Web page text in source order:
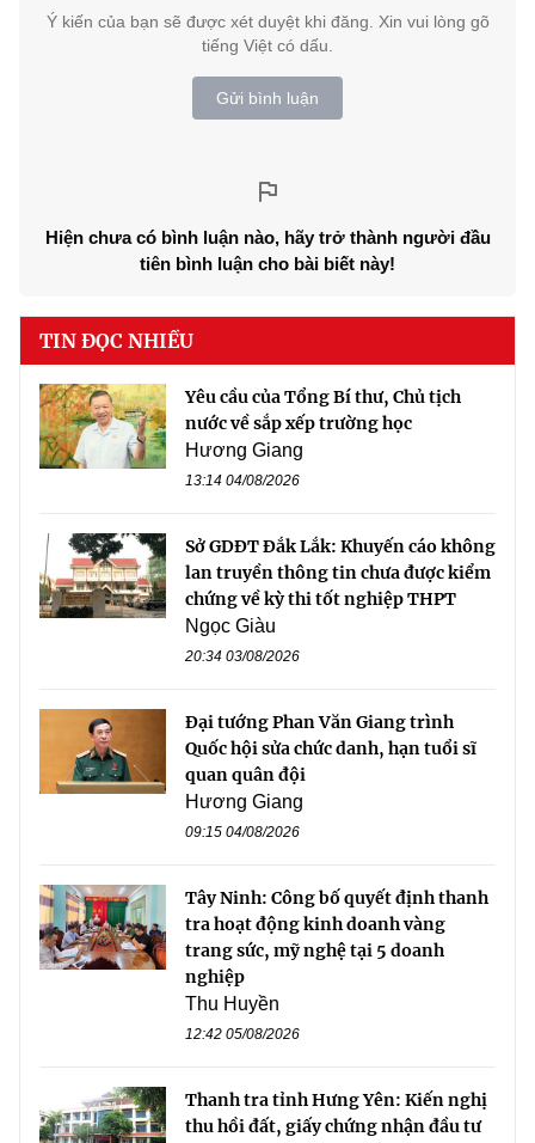
Ý kiến của bạn sẽ được xét duyệt khi đăng. Xin vui lòng gõ
tiếng Việt có dấu.
Gửi bình luận
Hiện chưa có bình luận nào, hãy trở thành người đầu
tiên bình luận cho bài biết này!
TIN ĐỌC NHIỀU
Yêu cầu của Tổng Bí thư, Chủ tịch
nước về sắp xếp trường học
Hương Giang
13:14 04/08/2026
Sở GDĐT Đắk Lắk: Khuyến cáo không
lan truyền thông tin chưa được kiểm
chứng về kỳ thi tốt nghiệp THPT
Ngọc Giàu
20:34 03/08/2026
Đại tướng Phan Văn Giang trình
Quốc hội sửa chức danh, hạn tuổi sĩ
quan quân đội
Hương Giang
09:15 04/08/2026
Tây Ninh: Công bố quyết định thanh
tra hoạt động kinh doanh vàng
trang sức, mỹ nghệ tại 5 doanh
nghiệp
Thu Huyền
12:42 05/08/2026
Thanh tra tỉnh Hưng Yên: Kiến nghị
thu hồi đất, giấy chứng nhận đầu tư